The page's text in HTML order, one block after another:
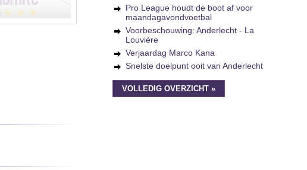
Pro League houdt de boot af voor
maandagavondvoetbal
Voorbeschouwing: Anderlecht - La
Louvière
Verjaardag Marco Kana
Snelste doelpunt ooit van Anderlecht
VOLLEDIG OVERZICHT »